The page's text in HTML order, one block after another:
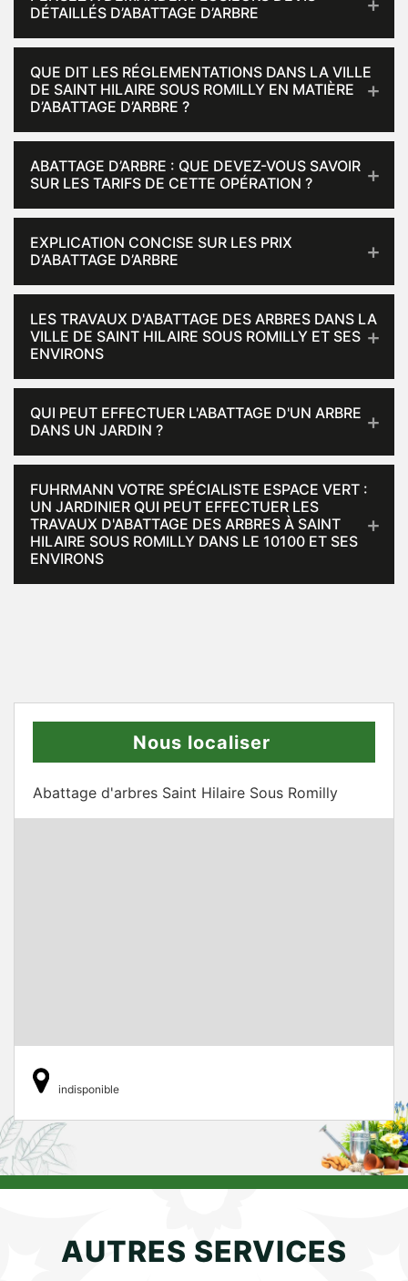
DÉTAILLÉS D’ABATTAGE D’ARBRE
QUE DIT LES RÉGLEMENTATIONS DANS LA VILLE
DE SAINT HILAIRE SOUS ROMILLY EN MATIÈRE
D’ABATTAGE D’ARBRE ?
ABATTAGE D’ARBRE : QUE DEVEZ-VOUS SAVOIR
SUR LES TARIFS DE CETTE OPÉRATION ?
EXPLICATION CONCISE SUR LES PRIX
D’ABATTAGE D’ARBRE
LES TRAVAUX D'ABATTAGE DES ARBRES DANS LA
VILLE DE SAINT HILAIRE SOUS ROMILLY ET SES
ENVIRONS
QUI PEUT EFFECTUER L'ABATTAGE D'UN ARBRE
DANS UN JARDIN ?
FUHRMANN VOTRE SPÉCIALISTE ESPACE VERT :
UN JARDINIER QUI PEUT EFFECTUER LES
TRAVAUX D'ABATTAGE DES ARBRES À SAINT
HILAIRE SOUS ROMILLY DANS LE 10100 ET SES
ENVIRONS
Nous localiser
Abattage d'arbres Saint Hilaire Sous Romilly
indisponible
AUTRES SERVICES